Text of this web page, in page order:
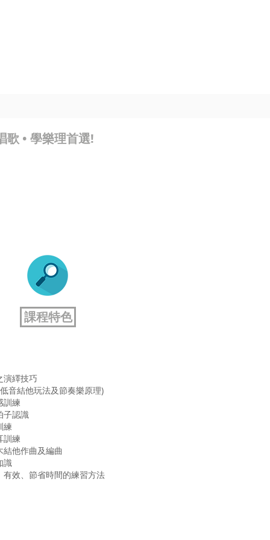
• 學樂理首選!
課程特色
演繹技巧
音結他玩法及節奏樂原理)
訓練
子認識
練
訓練
結他作曲及編曲
識
有效、節省時間的練習方法